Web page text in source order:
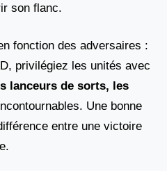
son flanc.
fonction des adversaires :
privilégiez les unités avec
lanceurs de sorts, les
Une bonne
entre une victoire